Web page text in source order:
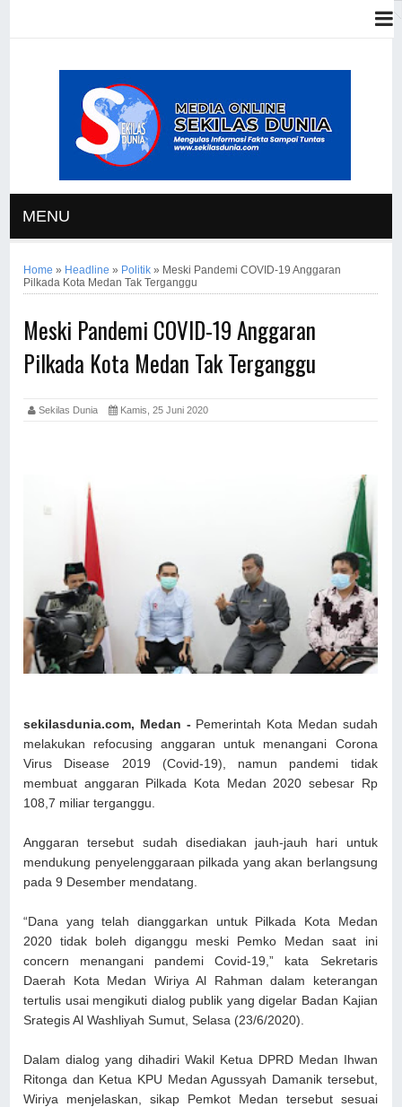
MENU
Home » Headline » Politik » Meski Pandemi COVID-19 Anggaran
Pilkada Kota Medan Tak Terganggu
Meski Pandemi COVID-19 Anggaran
Pilkada Kota Medan Tak Terganggu
Sekilas Dunia Kamis, 25 Juni 2020
sekilasdunia.com, Medan - Pemerintah Kota Medan sudah
melakukan refocusing anggaran untuk menangani Corona
Virus Disease 2019 (Covid-19), namun pandemi tidak
membuat anggaran Pilkada Kota Medan 2020 sebesar Rp
108,7 miliar terganggu.
Anggaran tersebut sudah disediakan jauh-jauh hari untuk
mendukung penyelenggaraan pilkada yang akan berlangsung
pada 9 Desember mendatang.
“Dana yang telah dianggarkan untuk Pilkada Kota Medan
2020 tidak boleh diganggu meski Pemko Medan saat ini
concern menangani pandemi Covid-19,” kata Sekretaris
Daerah Kota Medan Wiriya Al Rahman dalam keterangan
tertulis usai mengikuti dialog publik yang digelar Badan Kajian
Srategis Al Washliyah Sumut, Selasa (23/6/2020).
Dalam dialog yang dihadiri Wakil Ketua DPRD Medan Ihwan
Ritonga dan Ketua KPU Medan Agussyah Damanik tersebut,
Wiriya menjelaskan, sikap Pemkot Medan tersebut sesuai